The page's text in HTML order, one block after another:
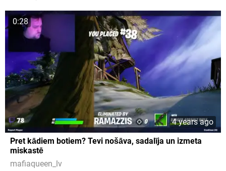
0:28
4 years ago
Pret kādiem botiem? Tevi nošāva, sadalīja un izmeta
miskastē
mafiaqueen_lv